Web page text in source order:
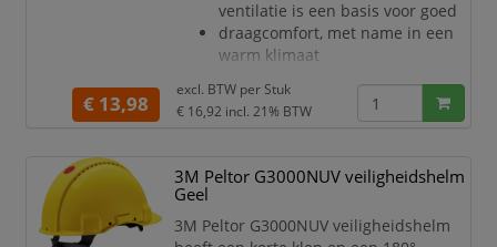
ventilatie is een basis voor goed
draagcomfort, met name in een
warm klimaat
kunststof zweetband
Helm is voorzien van een 4-punts
Het binnenwerk is voorzien van
een draaiknopinstelling
biedt stabiliteit en evenwicht,
€ 13,98
excl. BTW per Stuk
€ 16,92 incl. 21% BTW
3M Peltor G3000NUV veiligheidshelm
Geel
3M Peltor G3000NUV veiligheidshelm